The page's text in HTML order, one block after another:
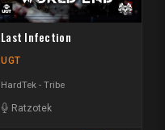
Last Infection
UGT
HardTek - Tribe
Ratzotek